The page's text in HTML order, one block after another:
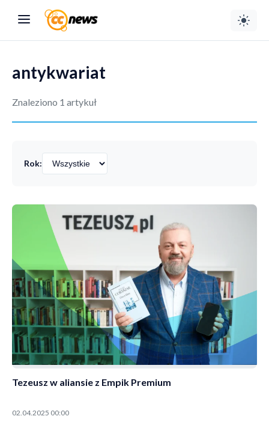
antykwariat
Znaleziono 1 artykuł
Rok:
Tezeusz w aliansie z Empik Premium
02.04.2025 00:00